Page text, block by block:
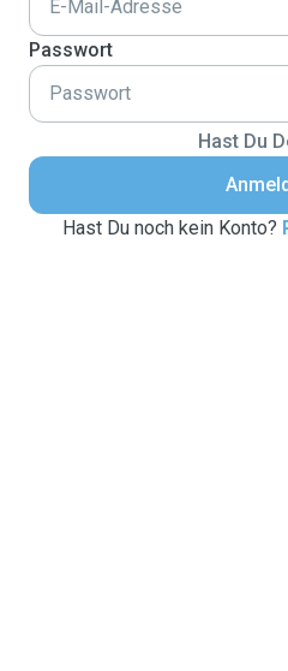
Passwort
Hast Du
Hast Du noch kein Konto?